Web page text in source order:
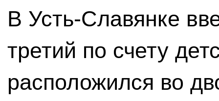
В Усть-Славянке
третий по счету
расположился во